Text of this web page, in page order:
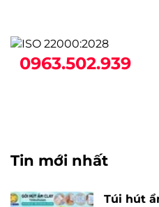
0963.502.939
Tin mới nhất
Túi hút